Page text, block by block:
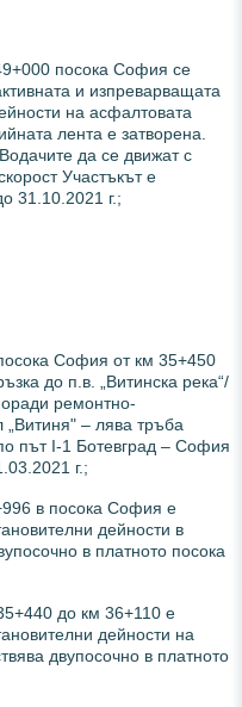
посока София се
и изпреварващата
на асфалтовата
лента е затворена.
да се движат с
Участъкът е
31.10.2021 г.;
София от км 35+450
до п.в. „Витинска река“/
ремонтно-
„Витиня" – лява тръба
път I-1 Ботевград – София
г.;
в посока София е
дейности в
в платното посока
до км 36+110 е
дейности на
двупосочно в платното